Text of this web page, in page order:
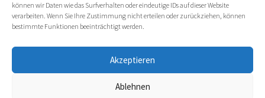
können wir Daten wie das Surfverhalten oder eindeutige IDs auf dieser Website
verarbeiten. Wenn Sie Ihre Zustimmung nicht erteilen oder zurückziehen, können
bestimmte Funktionen beeinträchtigt werden.
Akzeptieren
Ablehnen